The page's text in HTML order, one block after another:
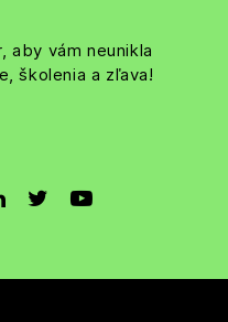
aby vám neunikla
školenia a zľava!